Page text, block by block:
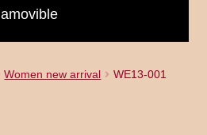
amovible
Women new arrival WE13-001